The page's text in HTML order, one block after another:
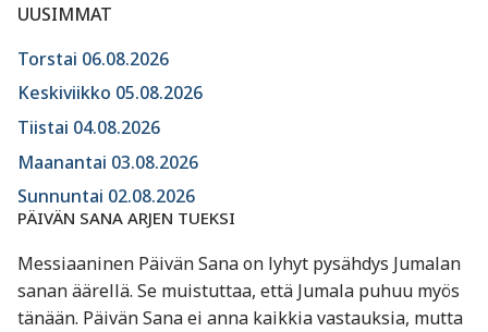
UUSIMMAT
Torstai 06.08.2026
Keskiviikko 05.08.2026
Tiistai 04.08.2026
Maanantai 03.08.2026
Sunnuntai 02.08.2026
PÄIVÄN SANA ARJEN TUEKSI
Messiaaninen Päivän Sana on lyhyt pysähdys Jumalan
sanan äärellä. Se muistuttaa, että Jumala puhuu myös
tänään. Päivän Sana ei anna kaikkia vastauksia, mutta